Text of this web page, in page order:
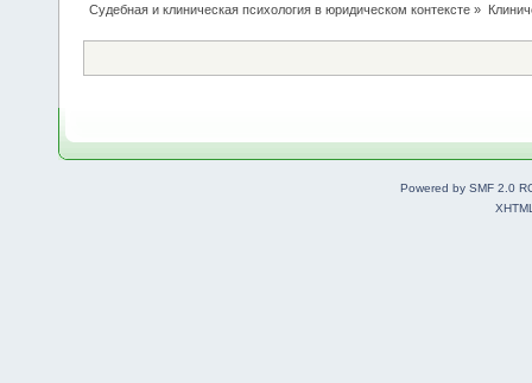
Судебная и клиническая психология в юридическом контексте »
Powered by SMF 2.0